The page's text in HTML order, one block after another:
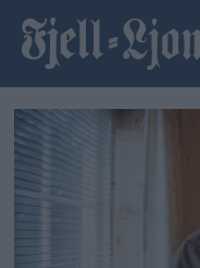
Tag:
frimureriet